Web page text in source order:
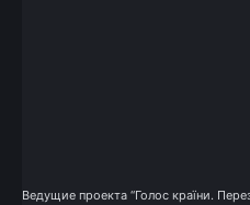
Ведущие проекта “Голос країни.